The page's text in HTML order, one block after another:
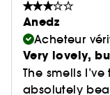
Anedz
Acheteur
Very lovely,
The smells
absolutely